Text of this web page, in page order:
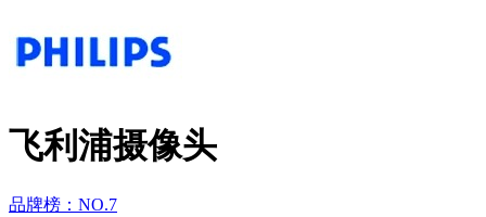
飞利浦摄像头
品牌榜： NO.7